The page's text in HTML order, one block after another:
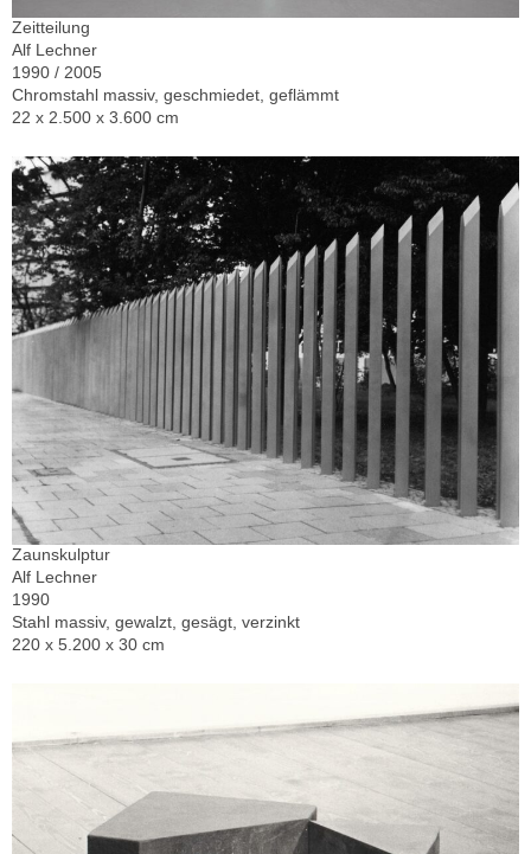
Zeitteilung
Alf Lechner
1990 / 2005
Chromstahl massiv, geschmiedet, geflämmt
22 x 2.500 x 3.600 cm
Zaunskulptur
Alf Lechner
1990
Stahl massiv, gewalzt, gesägt, verzinkt
220 x 5.200 x 30 cm